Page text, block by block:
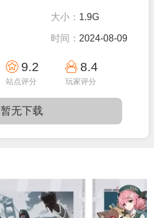
大小： 1.9G
时间： 2024-08-09
19:32:16
9.2
站点评分
8.4
玩家评分
暂无下载